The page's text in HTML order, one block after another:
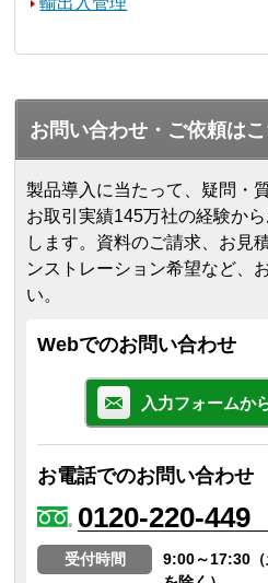
お問い合わせ・ご依頼は
製品導入に当たって、疑問・
お取引実績145万社の経験か
します。 資料のご請求、お見
ンストレーション希望など、
い。
Webでのお問い合わせ
入力フォームか
お電話でのお問い合わせ
0120-220-449
受付時間
9:00～17:30（